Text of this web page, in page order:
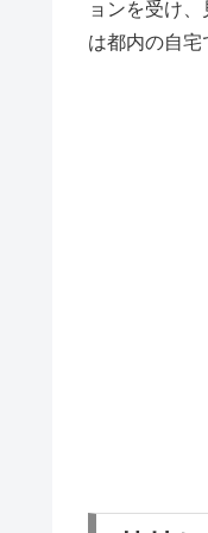
ョンを受け
は都内の自